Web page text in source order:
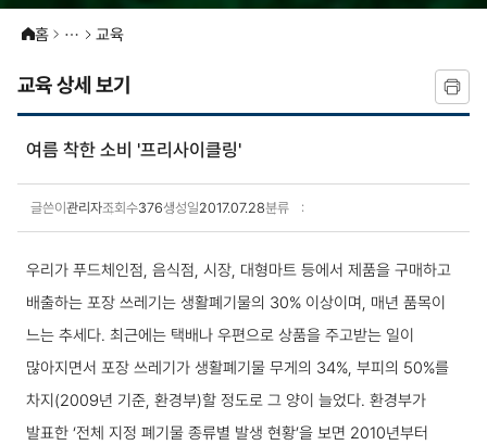
홈 교육
교육 상세 보기
여름 착한 소비 '프리사이클링'
글쓴이관리자조회수376생성일2017.07.28분류
우리가 푸드체인점, 음식점, 시장, 대형마트 등에서 제품을 구매하고
배출하는 포장 쓰레기는 생활폐기물의 30% 이상이며, 매년 품목이
느는 추세다. 최근에는 택배나 우편으로 상품을 주고받는 일이
많아지면서 포장 쓰레기가 생활폐기물 무게의 34%, 부피의 50%를
차지(2009년 기준, 환경부)할 정도로 그 양이 늘었다. 환경부가
발표한 ‘전체 지정 폐기물 종류별 발생 현황’을 보면 2010년부터